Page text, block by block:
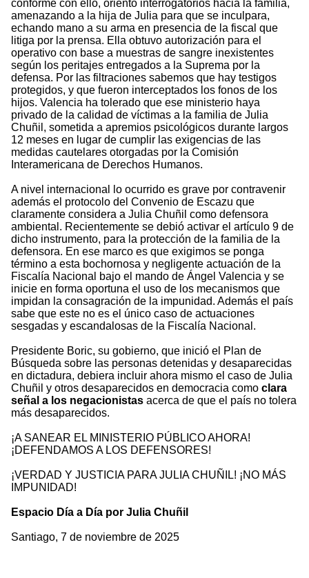
conforme con ello, orientó interrogatorios hacia la familia,
amenazando a la hija de Julia para que se inculpara,
echando mano a su arma en presencia de la fiscal que
litiga por la prensa. Ella obtuvo autorización para el
operativo con base a muestras de sangre inexistentes
según los peritajes entregados a la Suprema por la
defensa. Por las filtraciones sabemos que hay testigos
protegidos, y que fueron interceptados los fonos de los
hijos. Valencia ha tolerado que ese ministerio haya
privado de la calidad de víctimas a la familia de Julia
Chuñil, sometida a apremios psicológicos durante largos
12 meses en lugar de cumplir las exigencias de las
medidas cautelares otorgadas por la Comisión
Interamericana de Derechos Humanos.
A nivel internacional lo ocurrido es grave por contravenir
además el protocolo del Convenio de Escazu que
claramente considera a Julia Chuñil como defensora
ambiental. Recientemente se debió activar el artículo 9 de
dicho instrumento, para la protección de la familia de la
defensora. En ese marco es que exigimos se ponga
término a esta bochornosa y negligente actuación de la
Fiscalía Nacional bajo el mando de Ángel Valencia y se
inicie en forma oportuna el uso de los mecanismos que
impidan la consagración de la impunidad. Además el país
sabe que este no es el único caso de actuaciones
sesgadas y escandalosas de la Fiscalía Nacional.
Presidente Boric, su gobierno, que inició el Plan de
Búsqueda sobre las personas detenidas y desaparecidas
en dictadura, debiera incluir ahora mismo el caso de Julia
Chuñil y otros desaparecidos en democracia como clara
señal a los negacionistas acerca de que el país no tolera
más desaparecidos.
¡A SANEAR EL MINISTERIO PÚBLICO AHORA!
¡DEFENDAMOS A LOS DEFENSORES!
¡VERDAD Y JUSTICIA PARA JULIA CHUÑIL! ¡NO MÁS
IMPUNIDAD!
Espacio Día a Día por Julia Chuñil
Santiago, 7 de noviembre de 2025